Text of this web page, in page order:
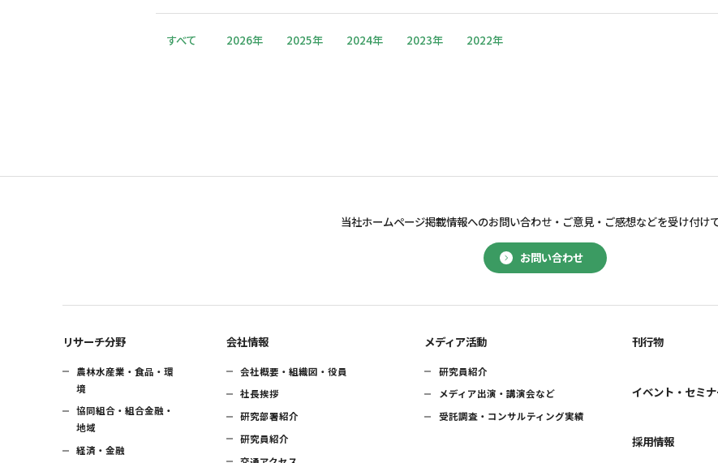
すべて 2026年 2025年 2024年 2023年 2022年
お問い合わせ
当社ホームページ掲載情報へのお問い合わせ・ ご意見・ご感想などを受け付け
リサーチ分野
農林水産業・食品・環
境
協同組合・組合金融・
地域
経済・金融
会社情報
会社概要・組織図・役員
社長挨拶
研究部署紹介
研究員紹介
メディア活動
研究員紹介
メディア出演・講演会など
受託調査・コンサルティング実績
刊行物
イベント・セミ
採用情報